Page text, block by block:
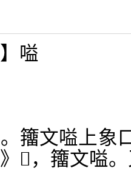
嗌
籒文嗌上象
𡁐 ，籒文嗌